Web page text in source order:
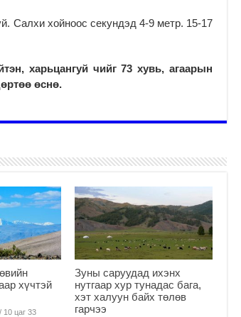
Салхи хойноос секундэд 4-9 метр. 15-17
харьцангуй чийг 73 хувь, агаарын
өснө.
хүчтэй
10 цаг 33
Зуны саруудад ихэнх
нутгаар хур тунадас бага,
хэт халуун байх төлөв
гарчээ